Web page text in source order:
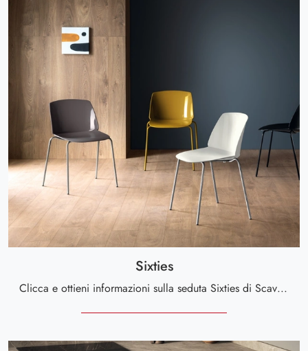
Sixties
Clicca e ottieni informazioni sulla seduta Sixties di Scavolini in plastica: le più originali Sedie impilabili moderne ti aspettano.